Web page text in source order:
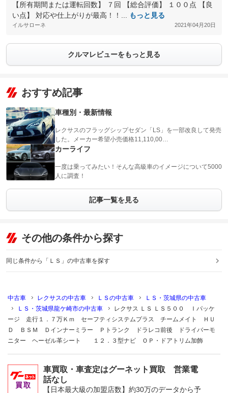
【所有期間または運転回数】 ７回 【総合評価】 １００点 【良
い点】 対応や仕上がりが最高！！...
もっと見る
イルサローネ 2021年04月20日
クルマレビューをもっと見る
おすすめ記事
車種別・最新情報
レクサスのフラッグシップセダン「LS」を一部改良して発売
した。メーカー希望小売価格11,110,00…
カーライフ
一度は乗ってみたい！そんな高級車のイメージについて5000
人に調査！
記事一覧を見る
その他の条件から探す
同じ条件から「ＬＳ」の中古車を探す
中古車 レクサスの中古車 ＬＳの中古車
ＬＳ・茨城県の中古車
ＬＳ・茨城県龍ケ崎市の中古車
レクサス ＬＳ ＬＳ５００ Ｉパッケ
ージ 走行１．７万Ｋｍ セーフティシステムプラス チームメイト ＨＵ
Ｄ ＢＳＭ Ｄインナーミラー Ｐトランク ドラレコ前後 ドライバーモ
ニター ヘーゼル革シート １２．３型ナビ ＯＰ・ドアトリム加飾
車買取・車査定はグーネット買取 営業電
話なし
【日本最大級の加盟店数】約30万のデータから予